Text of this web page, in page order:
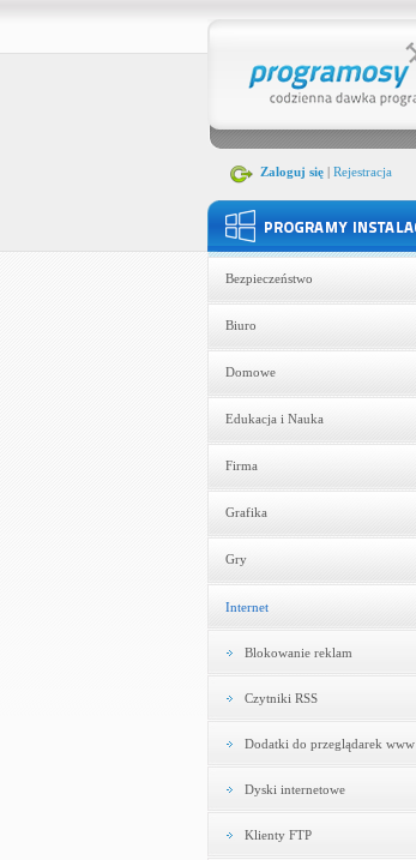
Zaloguj się| Rejestracja
Bezpieczeństwo
Biuro
Domowe
Edukacja i Nauka
Firma
Grafika
Gry
Internet
Blokowanie reklam
Czytniki RSS
Dodatki do przeglądarek www
Dyski internetowe
Klienty FTP